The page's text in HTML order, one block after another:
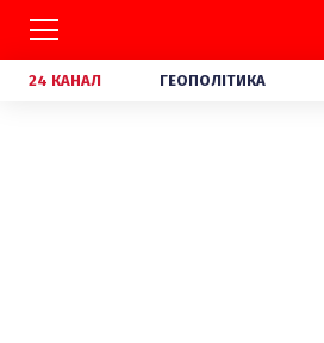
24 КАНАЛ ГЕОПОЛІТИКА